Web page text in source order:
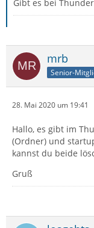
Gibt es bei
mrb
Senior-
28. Mai 2020 um 19:41
Hallo, es gibt im
(Ordner) und
kannst du beide
Gruß